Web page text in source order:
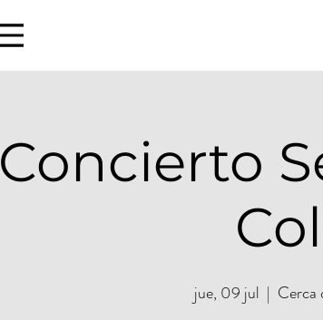
Concierto
jue, 09 jul
  |
Cerca